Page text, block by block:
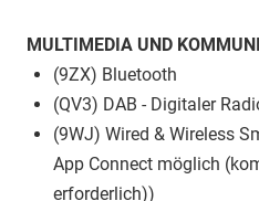
MULTIMEDIA UND
(9ZX) Bluetooth
(QV3) DAB - Digitaler
(9WJ) Wired & Wireless
App Connect möglich
erforderlich))